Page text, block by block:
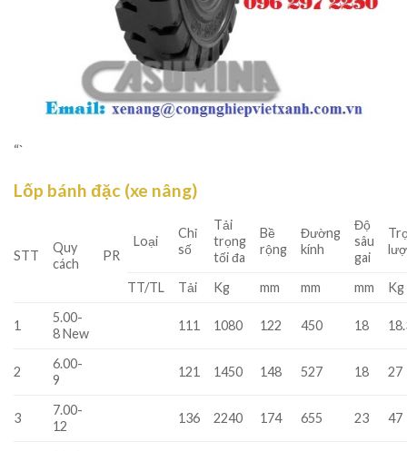
“`
Lốp bánh đặc (xe nâng)
STT
Quy
cách
PR
Loại
Chỉ
số
Tải
trọng
tối đa
Bề
rộng
Đường
kính
Độ
sâu
gai
TT/TL Tải Kg mm mm mm Kg
1
5.00-
8 New
111 1080 122 450 18
2
6.00-
9
121 1450 148 527 18 27
3
7.00-
12
136 2240 174 655 23 47